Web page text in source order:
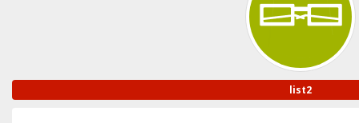
list2